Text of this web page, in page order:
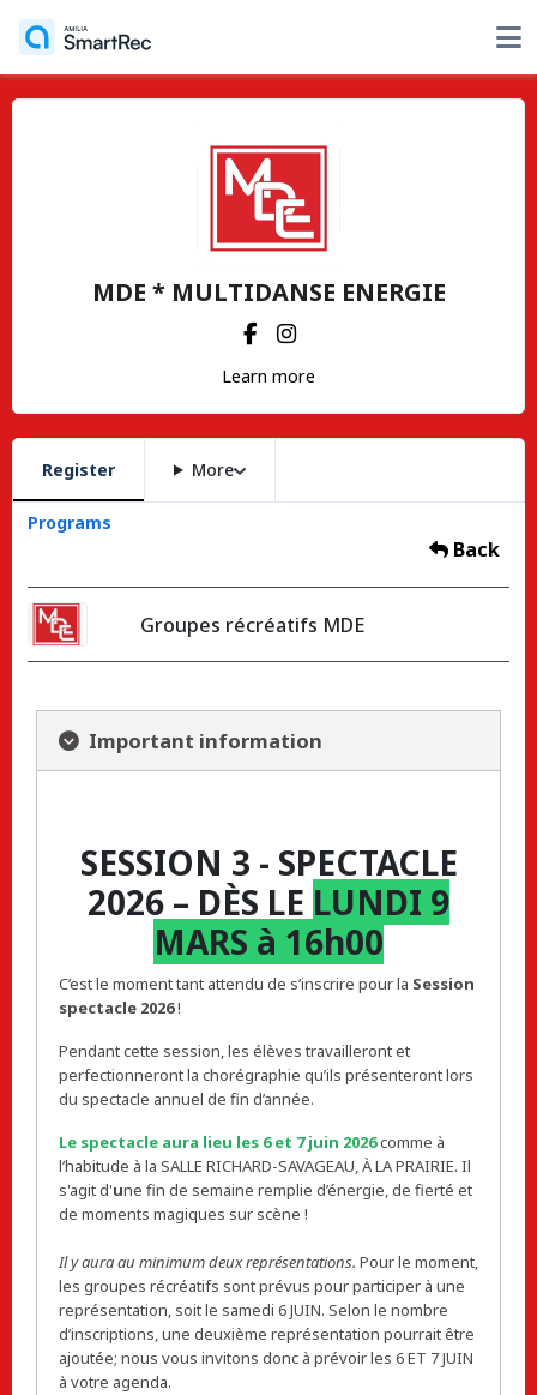
MDE * MULTIDANSE ENERGIE
Learn more
Register More
Programs
Back
Groupes récréatifs MDE
Important information
SESSION 3 - SPECTACLE
2026 – DÈS LE LUNDI 9
MARS à 16h00
C’est le moment tant attendu de s’inscrire pour la Session
spectacle 2026!
Pendant cette session, les élèves travailleront et
perfectionneront la chorégraphie qu’ils présenteront lors
du spectacle annuel de fin d’année.
Le spectacle aura lieu les 6 et 7 juin 2026comme à
l’habitude à la SALLE RICHARD-SAVAGEAU, À LA PRAIRIE. Il
s'agit d'une fin de semaine remplie d’énergie, de fierté et
de moments magiques sur scène !
Il y aura au minimum deux représentations. Pour le moment,
les groupes récréatifs sont prévus pour participer à une
représentation, soit le samedi 6 JUIN. Selon le nombre
d’inscriptions, une deuxième représentation pourrait être
ajoutée; nous vous invitons donc à prévoir les 6 ET 7 JUIN
à votre agenda.